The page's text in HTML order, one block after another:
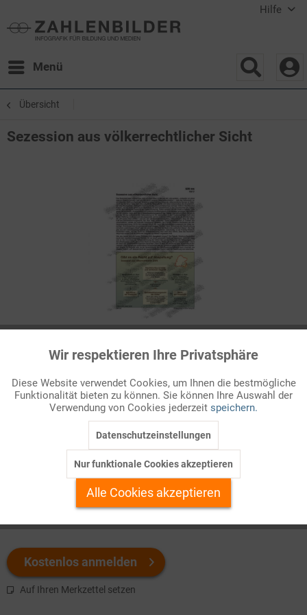
Hilfe
Menü
Übersicht
Sezession aus völkerrechtlicher Sicht
sie lebt, abzuspalten – entweder um einen eigenen Staat zu
gründen oder um sich einem anderen Staat anzuschließen –,
Welchen Download brauchen Sie?
Kostenlos anmelden
Auf Ihren Merkzettel setzen
Funktionale Aktiv
Marketing Inaktiv
Personalisierung Inaktiv
Service
Wir respektieren Ihre Privatsphäre
Diese Website verwendet Cookies, um Ihnen die bestmögliche
Funktionalität bieten zu können. Sie können Ihre Auswahl der
Verwendung von Cookies jederzeit speichern.
Datenschutzeinstellungen
Nur funktionale Cookies akzeptieren
Alle Cookies akzeptieren